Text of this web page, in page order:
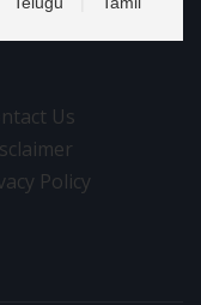
Us
Policy